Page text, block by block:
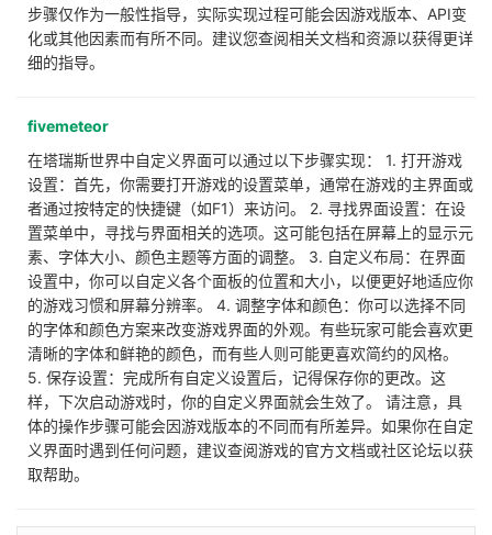
步骤仅作为一般性指导，实际实现过程可能会因游戏版本、API变
化或其他因素而有所不同。建议您查阅相关文档和资源以获得更详
细的指导。
fivemeteor
在塔瑞斯世界中自定义界面可以通过以下步骤实现： 1. 打开游戏
设置：首先，你需要打开游戏的设置菜单，通常在游戏的主界面或
者通过按特定的快捷键（如F1）来访问。 2. 寻找界面设置：在设
置菜单中，寻找与界面相关的选项。这可能包括在屏幕上的显示元
素、字体大小、颜色主题等方面的调整。 3. 自定义布局：在界面
设置中，你可以自定义各个面板的位置和大小，以便更好地适应你
的游戏习惯和屏幕分辨率。 4. 调整字体和颜色：你可以选择不同
的字体和颜色方案来改变游戏界面的外观。有些玩家可能会喜欢更
清晰的字体和鲜艳的颜色，而有些人则可能更喜欢简约的风格。
5. 保存设置：完成所有自定义设置后，记得保存你的更改。这
样，下次启动游戏时，你的自定义界面就会生效了。 请注意，具
体的操作步骤可能会因游戏版本的不同而有所差异。如果你在自定
义界面时遇到任何问题，建议查阅游戏的官方文档或社区论坛以获
取帮助。